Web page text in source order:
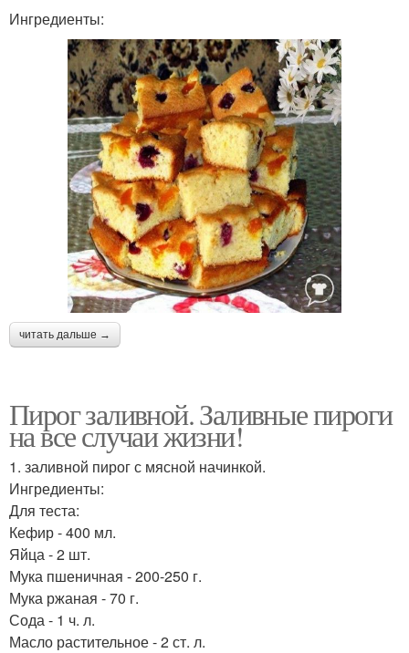
Ингредиенты:
читать дальше →
Пирог заливной. Заливные пироги
на все случаи жизни!
1. заливной пирог с мясной начинкой.
Ингредиенты:
Для теста:
Кефир - 400 мл.
Яйца - 2 шт.
Мука пшеничная - 200-250 г.
Мука ржаная - 70 г.
Сода - 1 ч. л.
Масло растительное - 2 ст. л.